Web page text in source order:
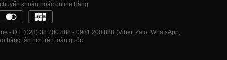
khoản hoặc online bằng
- ĐT: (028) 38.200.888 - 0981.200.888 (Viber, Zalo, WhatsApp,
hàng tận nơi trên toàn quốc.